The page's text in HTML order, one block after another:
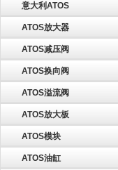
意大利ATOS
ATOS放大器
ATOS减压阀
ATOS换向阀
ATOS溢流阀
ATOS放大板
ATOS模块
ATOS油缸